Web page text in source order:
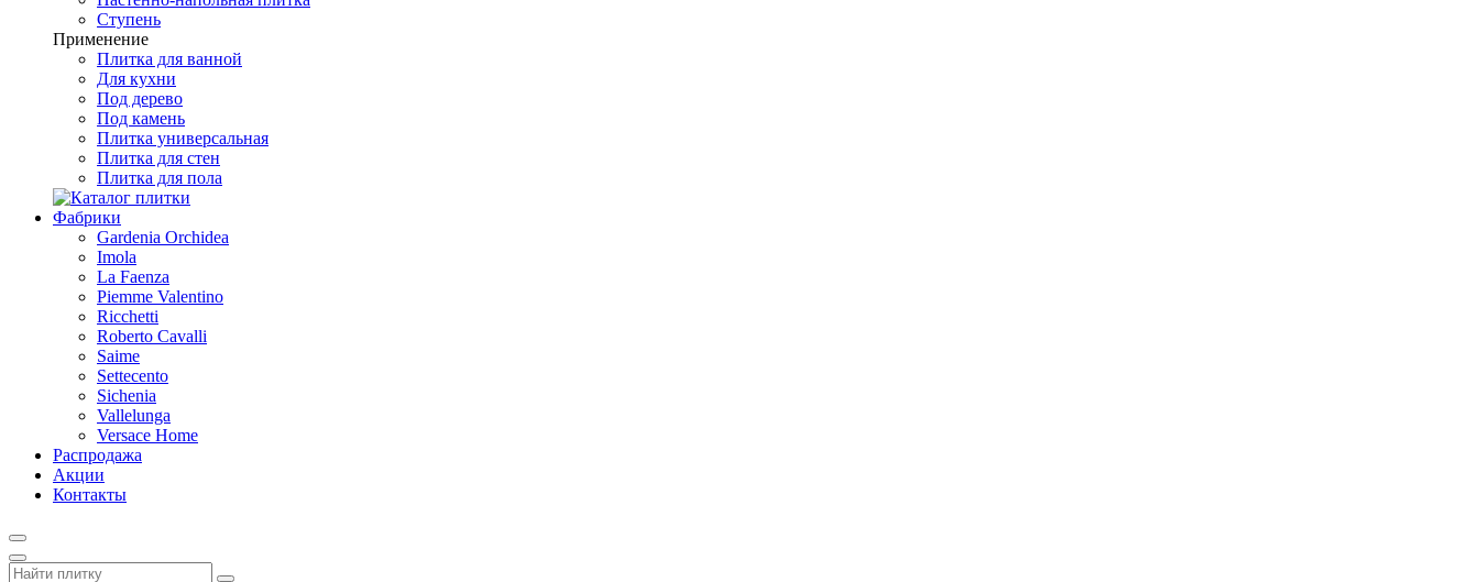
Ступень
Применение
Плитка для ванной
Для кухни
Под дерево
Под камень
Плитка универсальная
Плитка для стен
Плитка для пола
Фабрики
Gardenia Orchidea
Imola
La Faenza
Piemme Valentino
Ricchetti
Roberto Cavalli
Saime
Settecento
Sichenia
Vallelunga
Versace Home
Распродажа
Акции
Контакты